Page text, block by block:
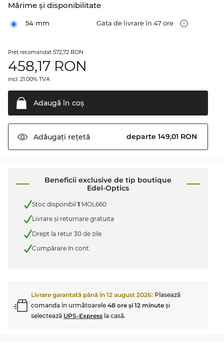
Mărime şi disponibilitate
54 mm Gata de livrare în 47 ore
Preţ recomandat 572,72 RON
458,17 RON
incl. 21.00% TVA
Adaugă în coş
Adăugați rețetă departe 149,01 RON
Beneficii exclusive de tip boutique
Edel-Optics
Stoc disponibil 1 MOL660
Livrare şi returnare gratuita
Drept la retur 30 de zile
Cumpărare în cont
Livrare garantată până în 12 august 2026: Plasează
comanda în următoarele 48 ore şi 12 minute şi
selectează UPS-Express la casă.